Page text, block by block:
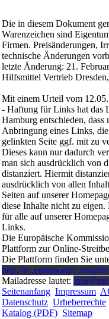
Die in diesem Dokument
Warenzeichen sind
Firmen. Preisänderungen,
technische Änderungen
letzte Änderung: 21.
Hilfsmittel Vertrieb Dresden,
Mit einem Urteil vom
- Haftung für Links hat das
Hamburg entschieden, dass
Anbringung eines Links,
gelinkten Seite ggf. mit zu
Dieses kann nur dadurch
man sich ausdrücklich von
distanziert. Hiermit
ausdrücklich von allen
Seiten auf unserer
diese Inhalte nicht zu
für alle auf unserer
Links.
Die Europäische
Plattform zur Online-
Die Plattform finden Sie
http://ec.europa.eu/
Mailadresse lautet:
Seitenanfang Impressum
Datenschutz Urheberrechte
Katalog (PDF) Sitemap